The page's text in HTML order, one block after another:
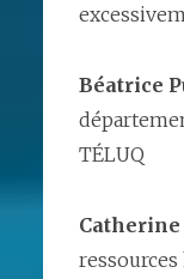
Béatrice
TÉLUQ
Catherine